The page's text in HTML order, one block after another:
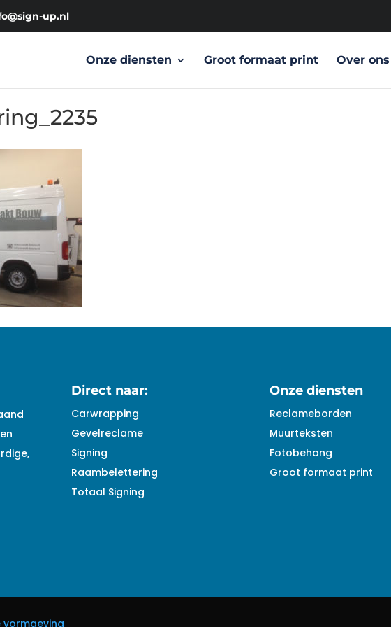
up.nl
Onze diensten Groot formaat print Over ons
Direct naar:
Carwrapping
Gevelreclame
Signing
Raambelettering
Totaal Signing
Onze diensten
Reclameborden
Muurteksten
Fotobehang
Groot formaat print
vormgeving